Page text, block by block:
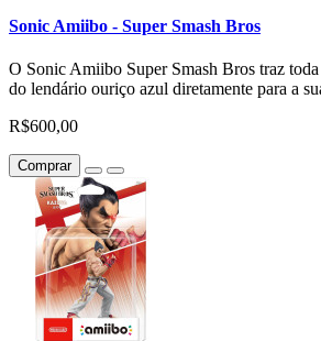
Sonic Amiibo - Super Smash Bros
O Sonic Amiibo Super Smash Bros traz
do lendário ouriço azul diretamente para a
R$600,00
Comprar